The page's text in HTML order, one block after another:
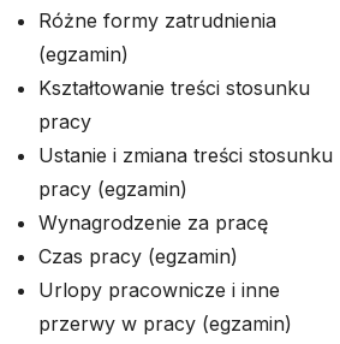
Różne formy zatrudnienia
(egzamin)
Kształtowanie treści stosunku
pracy
Ustanie i zmiana treści stosunku
pracy (egzamin)
Wynagrodzenie za pracę
Czas pracy (egzamin)
Urlopy pracownicze i inne
przerwy w pracy (egzamin)